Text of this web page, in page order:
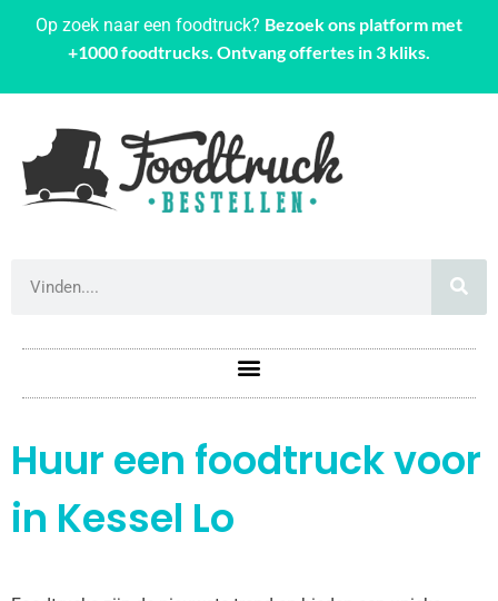
Op zoek naar een foodtruck? Bezoek ons platform met
+1000 foodtrucks. Ontvang offertes in 3 kliks.
Huur een foodtruck voor
in Kessel Lo